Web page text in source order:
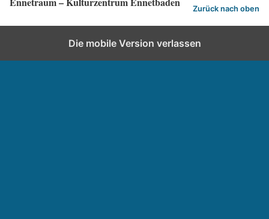
Zurück nach oben
Die mobile Version verlassen